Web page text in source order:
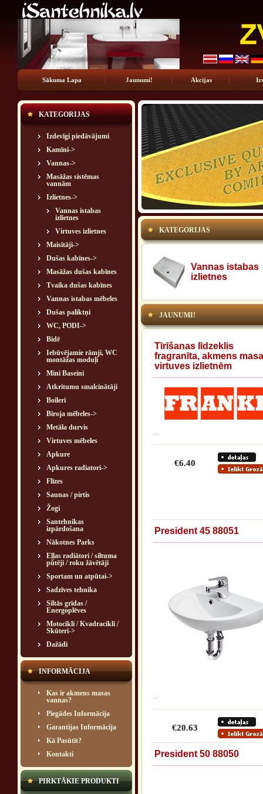
Sākuma Lapa Jaunumi! Akcijas
KATEGORIJAS
Izdevīgi piedāvājumi
Kamīni->
Vannas->
Masāžas sistēmas
vannām
Izlietnes->
Vannas istabas
izlietnes
Virtuves izlietnes
Maisītāji->
Dušas kabīnes->
Masāžas dušas kabīnes
Tvaika dušas kabīnes
Vannas istabas mēbeles
Dušas paliktņi
WC, PODI->
Bidē
Iebūvējamie rāmji, WC
montāžas moduļi
Mini Baseini
Atkritumu smalcinātāji
Boileri
Biroja mēbeles->
Metāla durvis
Virtuves mēbeles
Apkure
Apkures radiatori->
Flīzes
Saunas / pirtis
Žogi
Santehnikas
izpārdošana
Nākotnes Parks
Eļļas radiātori / siltuma
pūtēji / roku žāvētāji
Sportam un atpūtai->
Sadzīves tehnika
Siltās grīdas /
Energoplēves
Motocikli / Kvadracikli /
Skūteri->
Dažādi
INFORMĀCIJA
Kas ir akmens masas
vannas?
Piegādes Informācija
Garantijas Informācija
Kā Pasūtīt?
Kontakti
PIRKTĀKIE PRODUKTI
KATEGORIJAS
Vannas istabas
izlietnes
JAUNUMI!
Tīrīšanas līdzeklis
fragranīta, akmens
virtuves izlietnēm
€6.40
President 45 88051
€20.63
President 50 88050